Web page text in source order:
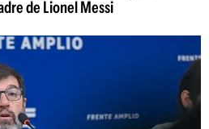
de Lionel Messi